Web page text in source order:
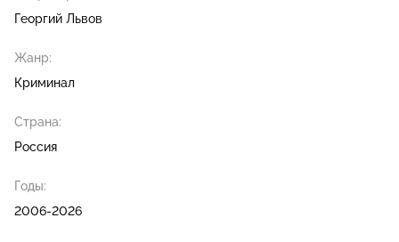
Георгий Львов
Жанр:
Криминал
Страна:
Россия
Годы:
2006-2026